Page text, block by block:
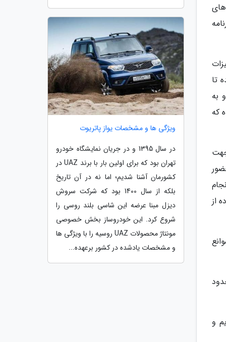
دعوت شده تا
به
که
از
حدود
داریم و
ویژگی ها و مشخصات یواز پاتریوت
در سال 1395 و در جریان نمایشگاه خودرو
تهران بود که برای اولین بار با برند UAZ در
کشورمان آشنا شدیم؛ اما نه در آن تاریخ
بلکه از سال 1400 بود که شرکت سروش
دیزل مبنا عرضه این شاسی بلند روسی را
شروع کرد. این خودروساز بخش خصوصی
مونتاژ محصولات UAZ روسیه را با ویژگی ها
و مشخصات یادشده در کشور برعهده...